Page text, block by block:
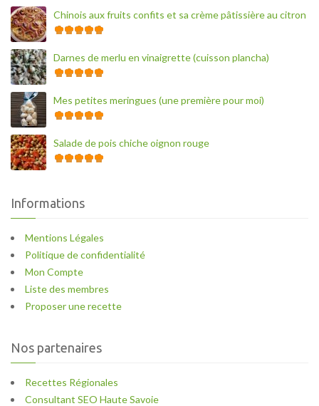
Chinois aux fruits confits et sa crème pâtissière au citron
Darnes de merlu en vinaigrette (cuisson plancha)
Mes petites meringues (une première pour moi)
Salade de pois chiche oignon rouge
Informations
Mentions Légales
Politique de confidentialité
Mon Compte
Liste des membres
Proposer une recette
Nos partenaires
Recettes Régionales
Consultant SEO Haute Savoie